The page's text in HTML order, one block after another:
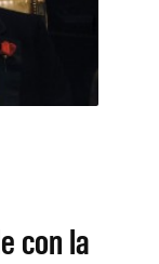
con la